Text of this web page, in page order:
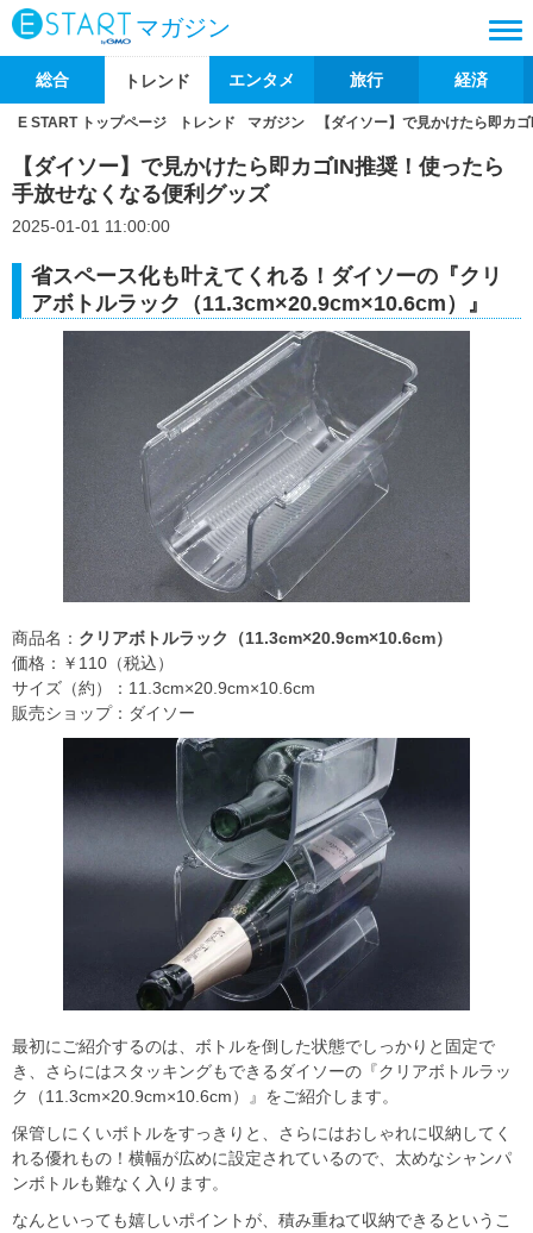
マガジン
総合 トレンド エンタメ 旅行 経済
E START トップページ トレンド マガジン 【ダイソー】で見かけたら即カ
【ダイソー】で見かけたら即カゴIN推奨！使ったら
手放せなくなる便利グッズ
2025-01-01 11:00:00
省スペース化も叶えてくれる！ダイソーの『クリ
アボトルラック（11.3cm×20.9cm×10.6cm）』
商品名： クリアボトルラック（11.3cm×20.9cm×10.6cm）
価格：￥110（税込）
サイズ（約）：11.3cm×20.9cm×10.6cm
販売ショップ：ダイソー
最初にご紹介するのは、ボトルを倒した状態でしっかりと固定で
き、さらにはスタッキングもできるダイソーの『クリアボトルラッ
ク（11.3cm×20.9cm×10.6cm）』をご紹介します。
保管しにくいボトルをすっきりと、さらにはおしゃれに収納してく
れる優れもの！横幅が広めに設定されているので、太めなシャンパ
ンボトルも難なく入ります。
なんといっても嬉しいポイントが、積み重ねて収納できるというこ